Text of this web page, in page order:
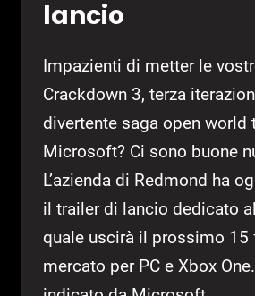
lancio
Impazienti di metter le
Crackdown 3, terza
divertente saga open world
Microsoft? Ci sono buone
L’azienda di Redmond ha
il trailer di lancio dedicato
quale uscirà il prossimo 15
mercato per PC e Xbox